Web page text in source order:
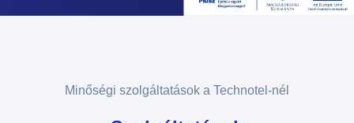
Minőségi szolgáltatások a Technotel-nél